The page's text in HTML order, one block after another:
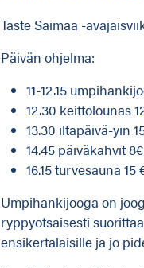
Taste Saimaa -
Päivän ohjelma:
11-12.15
12.30 keittolounas
13.30 iltapäivä-yin
14.45 päiväkahvit
16.15 turvesauna
Umpihankijooga on
ryppyotsaisesti
ensikertalaisille ja jo